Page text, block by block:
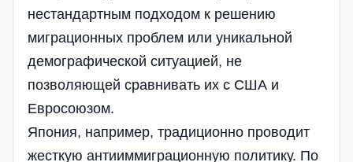
нестандартным подходом к решению
миграционных проблем или уникальной
демографической ситуацией, не
позволяющей сравнивать их с США и
Евросоюзом.
Япония, например, традиционно проводит
жесткую антииммиграционную политику. По